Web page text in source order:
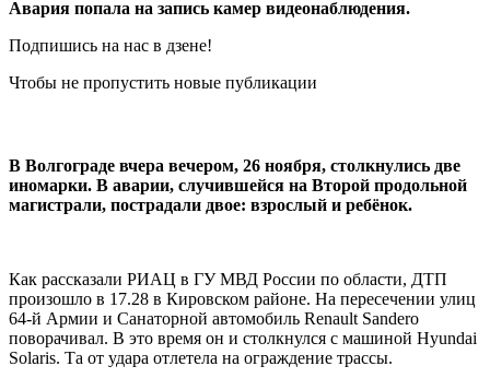
Авария попала на запись камер видеонаблюдения.
Подпишись на нас в дзене!
Чтобы не пропустить новые публикации
В Волгограде вчера вечером, 26 ноября, столкнулись две
иномарки. В аварии, случившейся на Второй продольной
магистрали, пострадали двое: взрослый и ребёнок.
Как рассказали РИАЦ в ГУ МВД России по области, ДТП
произошло в 17.28 в Кировском районе. На пересечении улиц
64-й Армии и Санаторной автомобиль Renault Sandero
поворачивал. В это время он и столкнулся с машиной Hyundai
Solaris. Та от удара отлетела на ограждение трассы.